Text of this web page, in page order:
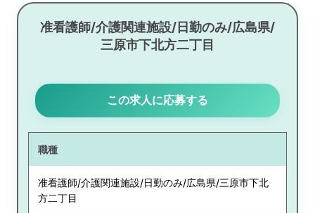
准看護師/介護関連施設/日勤のみ/広島県/
三原市下北方二丁目
この求人に応募する
職種
准看護師/介護関連施設/日勤のみ/広島県/三原市下北
方二丁目